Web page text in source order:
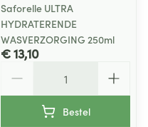
Saforelle ULTRA
HYDRATERENDE
WASVERZORGING 250ml
€ 13,10
Bestel